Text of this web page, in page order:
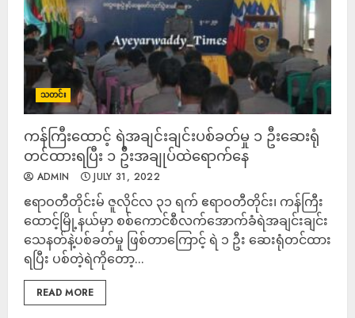
သတင်း
ကန်ကြီးထောင့် ရဲအချင်းချင်းပစ်ခတ်မှု ၁ ဦးဆေးရုံ
တင်ထားရပြီး ၁ ဦးအချုပ်ထဲရောက်နေ
ADMIN JULY 31, 2022
ဧရာဝတီတိုင်းမ် ဇူလိုင်လ ၃၁ ရက် ဧရာဝတီတိုင်း၊ ကန်ကြီး
ထောင့်မြို့နယ်မှာ စစ်ကောင်စီလက်အောက်ခံရဲအချင်းချင်း
သေနတ်နဲ့ပစ်ခတ်မှု ဖြစ်တာကြောင့် ရဲ ၁ ဦး ဆေးရုံတင်ထား
ရပြီး ပစ်တဲ့ရဲကိုတော့...
READ MORE